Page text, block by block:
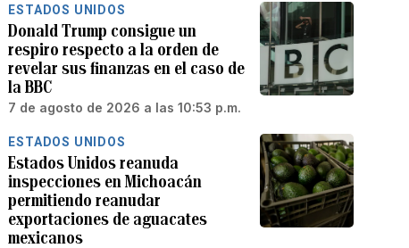
ESTADOS UNIDOS
Donald Trump consigue un
respiro respecto a la orden de
revelar sus finanzas en el caso de
la BBC
7 de agosto de 2026 a las 10:53 p.m.
ESTADOS UNIDOS
Estados Unidos reanuda
inspecciones en Michoacán
permitiendo reanudar
exportaciones de aguacates
mexicanos